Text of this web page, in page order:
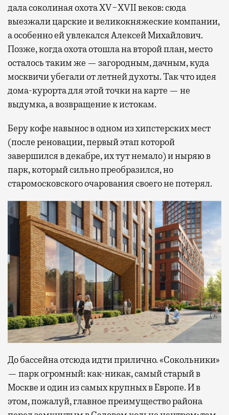
дала соколиная охота XV−XVII веков: сюда
выезжали царские и великокняжеские компании,
а особенно ей увлекался Алексей Михайлович.
Позже, когда охота отошла на второй план, место
осталось таким же — загородным, дачным, куда
москвичи убегали от летней духоты. Так что идея
дома-курорта для этой точки на карте — не
выдумка, а возвращение к истокам.
Беру кофе навынос в одном из хипстерских мест
(после реновации, первый этап которой
завершился в декабре, их тут немало) и ныряю в
парк, который сильно преобразился, но
старомосковского очарования своего не потерял.
До бассейна отсюда идти прилично. «Сокольники»
— парк огромный: как-никак, самый старый в
Москве и один из самых крупных в Европе. И в
этом, пожалуй, главное преимущество района